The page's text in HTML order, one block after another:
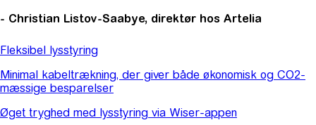
- Christian Listov-Saabye, direktør hos Artelia
Fleksibel lysstyring
Minimal kabeltrækning, der giver både økonomisk og CO2-
mæssige besparelser
Øget tryghed med lysstyring via Wiser-appen